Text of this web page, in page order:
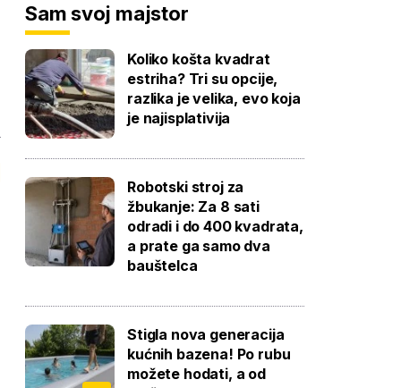
Sam svoj majstor
Koliko košta kvadrat
estriha? Tri su opcije,
razlika je velika, evo koja
je najisplativija
Robotski stroj za
žbukanje: Za 8 sati
odradi i do 400 kvadrata,
a prate ga samo dva
bauštelca
Stigla nova generacija
kućnih bazena! Po rubu
možete hodati, a od